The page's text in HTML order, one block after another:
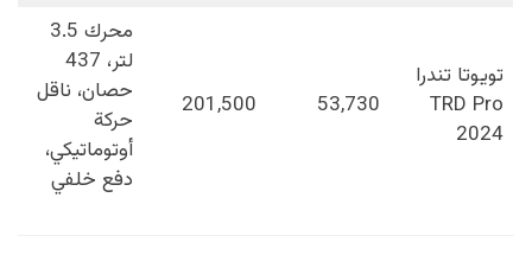
تويوتا تندرا
TRD Pro
2024
53,730
201,500
محرك 3.5
لتر، 437
حصان، ناقل
حركة
أوتوماتيكي،
دفع خلفي